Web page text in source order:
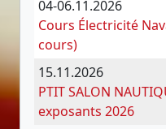
04-06.11.2026
Cours Électricité
cours)
15.11.2026
PTIT SALON
exposants 2026